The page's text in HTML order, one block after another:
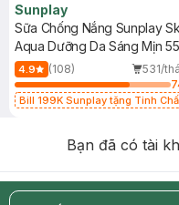
Sunplay
Sữa Chống Nắng Sunplay
Aqua Dưỡng Da Sáng Mịn
4.9 (108)
531/
Bill 199K Sunplay tặng Tinh
Bạn đã có tài